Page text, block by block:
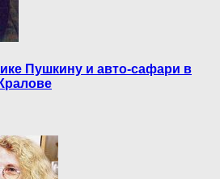
Пушкину и авто-сафари в